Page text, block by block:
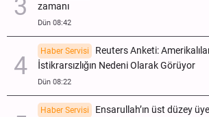
zamanı
Dün 08:42
Haber Servisi
Reuters Anketi:
İstikrarsızlığın Nedeni Olarak Görüyor
Dün 08:22
Haber Servisi
Ensarullah’ın üst düzey